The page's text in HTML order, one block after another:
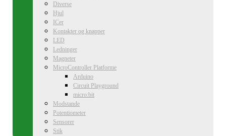
Diverse
Hjul
ICer
Kontakter og knapper
LED
Ledninger
Magneter
MicroController Platforme
Arduino
Circuit Playground
micro:bit
Modstande
Potentiometer
Sensorer
Stik